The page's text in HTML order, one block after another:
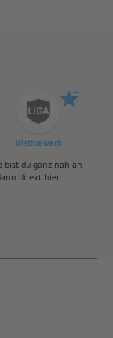
Wettbewerb
bist du ganz nah an
direkt hier